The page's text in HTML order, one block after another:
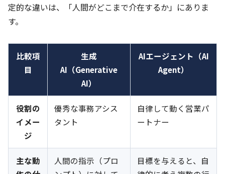
定的な違いは、「人間がどこまで介在するか」にありま
す。
比較項
目
生成
AI（Generative
AI）
AIエージェント（AI
Agent）
役割の
イメー
ジ
優秀な事務アシス
タント
自律して動く営業パ
ートナー
主な動
人間の指示（プロ
目標を与えると、自